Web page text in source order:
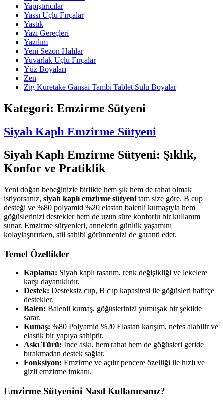
Yapıştırıcılar
Yassı Uçlu Fırçalar
Yastık
Yazı Gereçleri
Yazılım
Yeni Sezon Halılar
Yuvarlak Uçlu Fırçalar
Yüz Boyaları
Zen
​Zig Kuretake Gansai Tambi Tablet Sulu Boyalar
Kategori: Emzirme Sütyeni
Siyah Kaplı Emzirme Sütyeni
Siyah Kaplı Emzirme Sütyeni: Şıklık,
Konfor ve Pratiklik
Yeni doğan bebeğinizle birlikte hem şık hem de rahat olmak
istiyorsanız, siyah kaplı emzirme sütyeni tam size göre. B cup
desteği ve %80 polyamid %20 elastan balenli kumaşıyla hem
göğüslerinizi destekler hem de uzun süre konforlu bir kullanım
sunar. Emzirme sütyenleri, annelerin günlük yaşamını
kolaylaştırırken, stil sahibi görünmenizi de garanti eder.
Temel Özellikler
Kaplama: Siyah kaplı tasarım, renk değişikliği ve lekelere
karşı dayanıklıdır.
Destek: Desteksiz cup, B cup kapasitesi ile göğüsleri hafifçe
destekler.
Balen: Balenli kumaş, göğüslerinizi yumuşak bir şekilde
sarar.
Kumaş: %80 Polyamid %20 Elastan karışım, nefes alabilir ve
elastik bir yapıya sahiptir.
Askı Türü: İnce askı, hem rahat hem de göğüsleri geride
bırakmadan destek sağlar.
Fonksiyon: Emzirme ve açılır pencere özelliği ile hızlı ve
gizli emzirme imkanı.
Emzirme Sütyenini Nasıl Kullanırsınız?